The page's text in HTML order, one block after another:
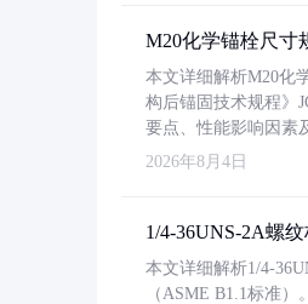
M20化学锚栓尺寸
本文详细解析M20化
构后锚固技术规程》
要点、性能影响因素
2026年8月4日
1/4-36UNS-2A螺
本文详细解析1/4-
（ASME B1.1标准